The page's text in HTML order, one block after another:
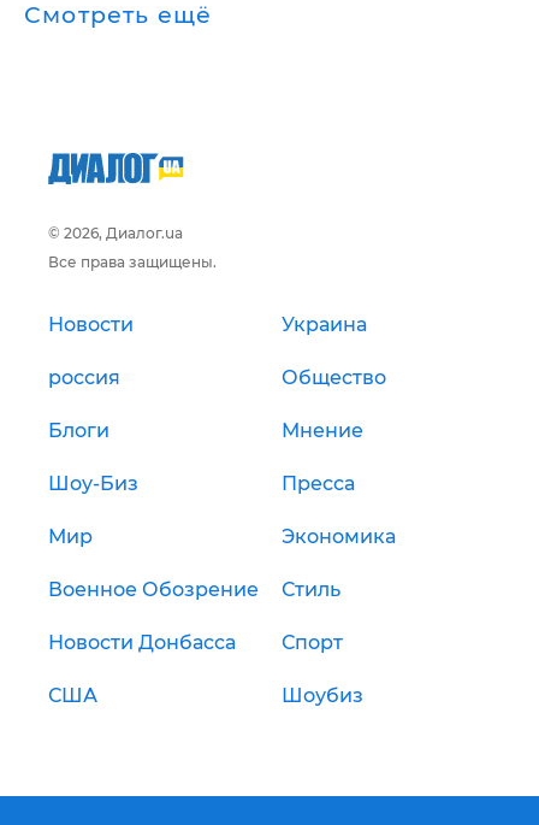
Смотреть ещё
© 2026, Диалог.ua
Все права защищены.
Новости Украина
россия Общество
Блоги Мнение
Шоу-Биз Пресса
Мир Экономика
Военное Обозрение Стиль
Новости Донбасса Спорт
США Шоубиз